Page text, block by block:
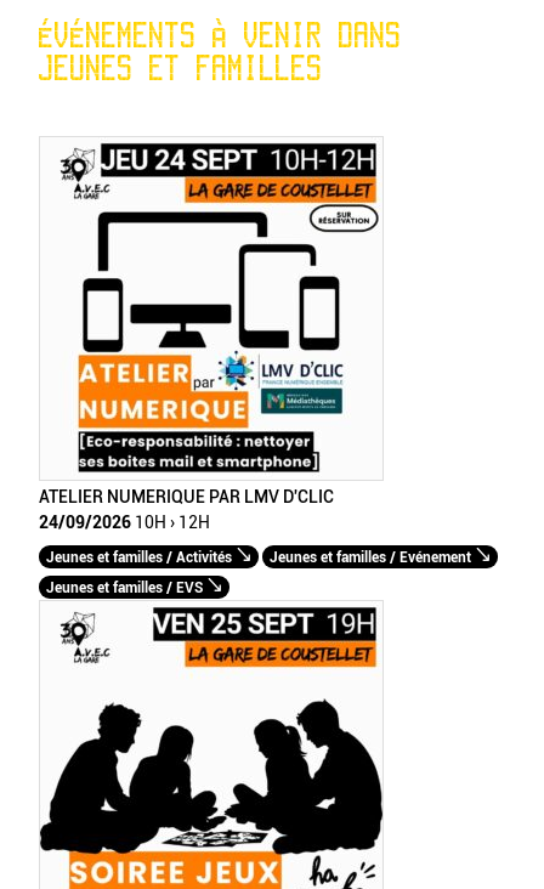
ÉVÉNEMENTS À VENIR DANS
JEUNES ET FAMILLES
ATELIER NUMERIQUE PAR LMV D'CLIC
24/09/2026 10H › 12H
Jeunes et familles / Activités
Jeunes et familles / Evénement
Jeunes et familles / EVS